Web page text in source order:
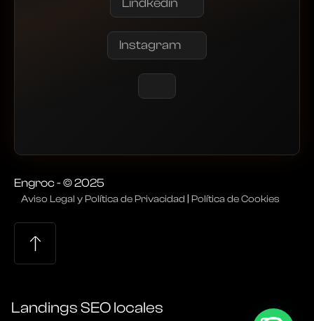
Lindkedin
Instagram
Engroc - © 2025
Aviso Legal y Política de Privacidad Política de Cookies
Landings SEO locales